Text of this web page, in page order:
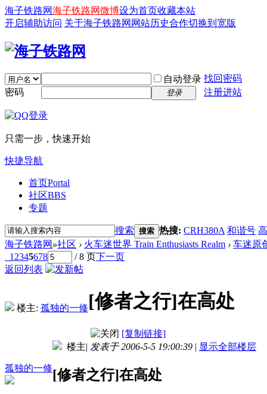
海子铁路网海子铁路网微博设为首页收藏本站
开启辅助访问 关于海子铁路网 网站历史合作切换到宽版
自动登录 找回密码
密码
登录 注册进站
只需一步，快速开始
快捷导航
首页Portal
社区BBS
专题
搜索 搜索 热搜: CRH380A 和谐号
海子铁路网 »社区 › 火车迷世界 Train Enthusiasts Realm › 车迷原
1 2345678 / 8 页下一页
返回列表
楼主: 孤独的一修[修者之行]在高处
[复制链接]
孤独的一修
楼主| 发表于 2006-5-5 19:00:39 | 显示全部楼层
[修者之行]在高处